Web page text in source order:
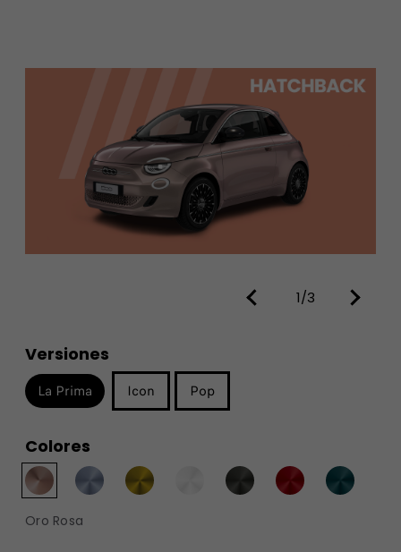
1/3
Versiones
La Prima Icon Pop
Colores
Oro Rosa